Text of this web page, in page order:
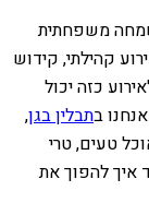
שמחה משפחתית
קהילתי, קידוש
כזה יכול
בתבלין בגן,
טעים, טרי
איך להפוך את